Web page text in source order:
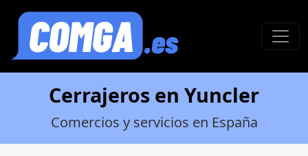
Cerrajeros en Yuncler
Comercios y servicios en España